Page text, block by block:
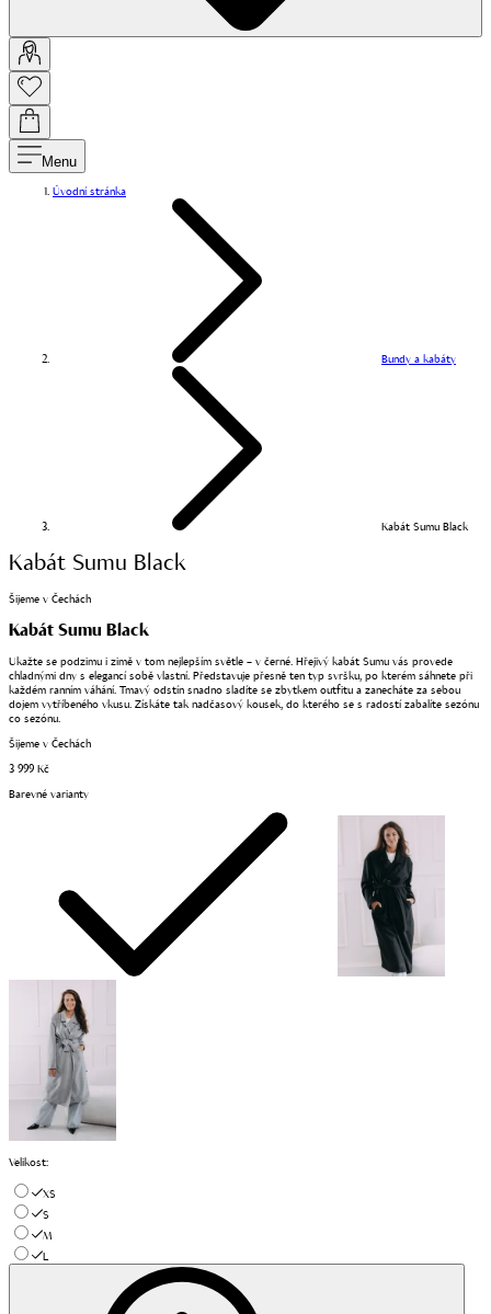
Menu
Úvodní stránka
Bundy a kabáty
Kabát Sumu Black
Kabát Sumu Black
Šijeme v Čechách
Kabát Sumu Black
Ukažte se podzimu i zimě v tom nejlepším světle – v černé. Hřejivý kabát Sumu vás provede
chladnými dny s elegancí sobě vlastní. Představuje přesně ten typ svršku, po kterém sáhnete při
každém ranním váhání. Tmavý odstín snadno sladíte se zbytkem outfitu a zanecháte za sebou
dojem vytříbeného vkusu. Získáte tak nadčasový kousek, do kterého se s radostí zabalíte sezónu
co sezónu.
Šijeme v Čechách
3 999 Kč
Barevné varianty
Velikost:
XS
S
M
L